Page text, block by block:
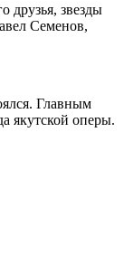
друзья, звезды
Семенов,
Главным
якутской оперы.